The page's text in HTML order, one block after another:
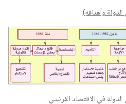
في الاقتصاد الفرنسي.